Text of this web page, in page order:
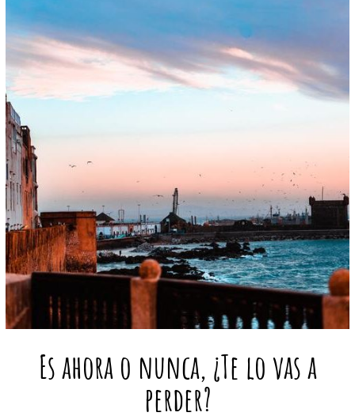
Es ahora o nunca, ¿Te lo vas a
perder?